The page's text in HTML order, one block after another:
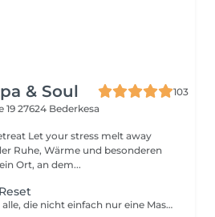
& Soul
103
19 27624 Bederkesa
away
Ruhe, Wärme und besonderen
Ort, an dem...
Diese Behandlung ist für alle, die nicht einfach nur eine Massage brauchen, sondern einen echten Reset. Zum Ablauf: Der Einstieg beginnt mit einem kalten Fußbad, das den Körper erfrischt, die Sinne klärt und dich aus dem Gedankenkarussell zurück in den Moment holt. Danach folgt eine warme, fließende Stretch-in-Massage mit Kerzenöl, angelehnt an Elemente der Thai-Massage. Sanfte Dehnungen, ruhige Griffe und wohltuende Wärme lösen körperliche Anspannung und bringen dein Nervensystem Schritt für Schritt runter. Headspa-Part: Kopfhaut, Nacken, Schläfen und Haaransatz werden intensiv behandelt, massiert und stimuliert. Der Fokus liegt komplett auf Loslassen, Abschalten und mentaler Entlastung. Als Abschluss folgt ein warmer Stirnölguss, der das Ritual noch tiefer macht und den Kopf endgültig in den absoluten Ruhemodus bringt. Eine Behandlung für Menschen, die nur noch funktionieren. Aktion: 90 min- 90 € statt 149 €